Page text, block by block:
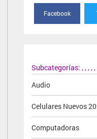
Facebook
Subcategorías:
Audio
,
Celulares Nuevos
,
Computadoras
,,,